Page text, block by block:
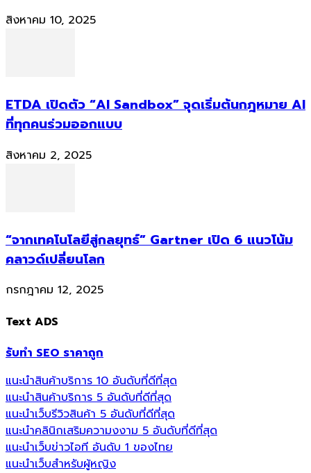
สิงหาคม 10, 2025
ETDA เปิดตัว “AI Sandbox” จุดเริ่มต้นกฎหมาย AI
ที่ทุกคนร่วมออกแบบ
สิงหาคม 2, 2025
“จากเทคโนโลยีสู่กลยุทธ์” Gartner เปิด 6 แนวโน้ม
คลาวด์เปลี่ยนโลก
กรกฎาคม 12, 2025
Text ADS
รับทำ SEO ราคาถูก
แนะนำสินค้าบริการ 10 อันดับที่ดีที่สุด
แนะนำสินค้าบริการ 5 อันดับที่ดีที่สุด
แนะนำเว็บรีวิวสินค้า 5 อันดับที่ดีที่สุด
แนะนำคลินิกเสริมความงงาม 5 อันดับที่ดีที่สุด
แนะนำเว็บข่าวไอที อันดับ 1 ของไทย
แนะนำเว็บสำหรับผู้หญิง